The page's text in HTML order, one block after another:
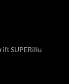
SUPERillu